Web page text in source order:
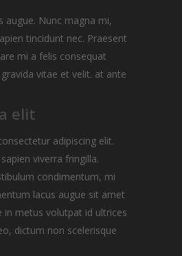
augue. Nunc magna mi,
tincidunt nec. Praesent
mi a felis consequat
vitae et velit. at ante
elit
adipiscing elit.
viverra fringilla.
condimentum, mi
lacus augue sit amet
in metus volutpat id ultrices
dictum non scelerisque